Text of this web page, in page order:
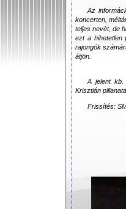
Az
koncerten,
teljes nevét, de
ezt a hihetetlen
rajongók
átjön.
A jelent kb.
Krisztián
Frissítés: